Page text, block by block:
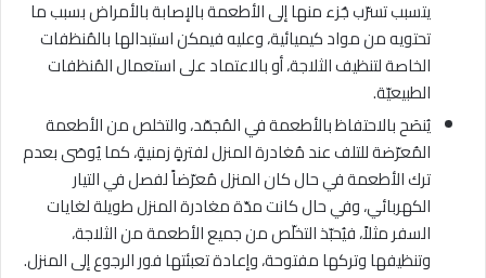
يتسبب تسرّب جُزء منها إلى الأطعمة بالإصابة بالأمراض بسبب ما
تحتويه من مواد كيميائية، وعليه فيمكن استبدالها بالمُنظفات
الخاصة لتنظيف الثلاجة، أو بالاعتماد على استعمال المُنظفات
الطبيعيّة.
يُنصَح بالاحتفاظ بالأطعمة في المُجمّد، والتخلص من الأطعمة
المُعرّضة للتلف عند مُغادرة المنزل لفترةٍ زمنيةٍ، كما يُوصَى بعدم
ترك الأطعمة في حال كان المنزل مُعرّضاً لفصل في التيار
الكهربائي، وفي حال كانت مدّة مغادرة المنزل طويلة لغايات
السفر مثلاً، فيُحبّذ التخلّص من جميع الأطعمة من الثلاجة،
وتنظيفها وتركها مفتوحة، وإعادة تعبئتها فور الرجوع إلى المنزل.